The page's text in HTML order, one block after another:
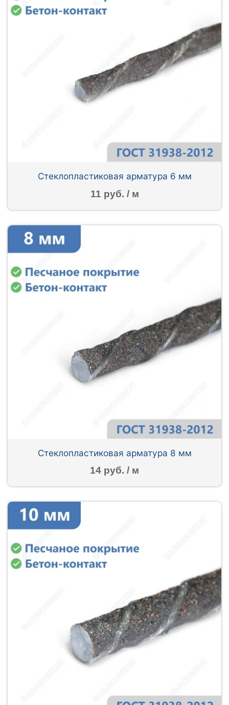
Стеклопластиковая арматура 6 мм
11 руб. / м
Стеклопластиковая арматура 8 мм
14 руб. / м